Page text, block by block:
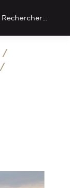
Rechercher...
/
/